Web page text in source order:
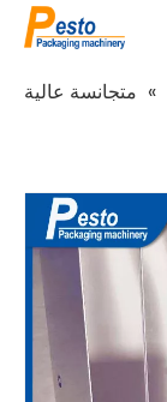
» متجانسة عالية